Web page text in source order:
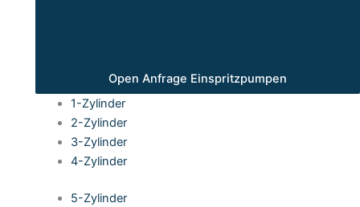
Open Anfrage Einspritzpumpen
1-Zylinder
2-Zylinder
3-Zylinder
4-Zylinder
5-Zylinder